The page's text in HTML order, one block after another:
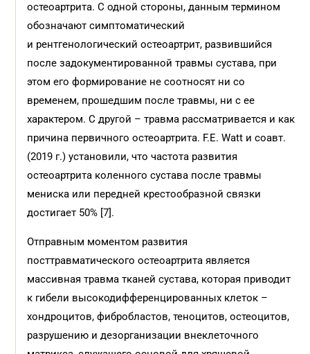
остеоартрита. С одной стороны, данным термином
обозначают симптоматический
и рентгенологический остеоартрит, развившийся
после задокументированной травмы сустава, при
этом его формирование не соотносят ни со
временем, прошедшим после травмы, ни с ее
характером. С другой – травма рассматривается и как
причина первичного остеоартрита. F.E. Watt и соавт.
(2019 г.) установили, что частота развития
остеоартрита коленного сустава после травмы
мениска или передней крестообразной связки
достигает 50% [7].
Отправным моментом развития
посттравматического остеоартрита является
массивная травма тканей сустава, которая приводит
к гибели высокодифференцированных клеток –
хондроцитов, фибробластов, теноцитов, остеоцитов,
разрушению и дезорганизации внеклеточного